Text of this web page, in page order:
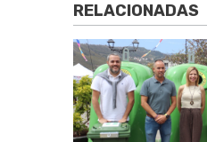
RELACIONADAS